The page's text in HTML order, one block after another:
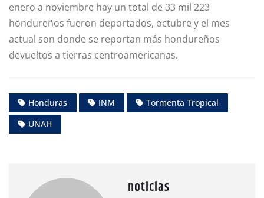
enero a noviembre hay un total de 33 mil 223
hondureños fueron deportados, octubre y el mes
actual son donde se reportan más hondureños
devueltos a tierras centroamericanas.
Honduras INM
Tormenta Tropical
UNAH
noticias